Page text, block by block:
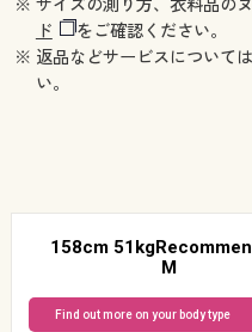
ド
をご確認ください。
※ 返品などサービスについては
い。
158cm
M
Find out more on your body type